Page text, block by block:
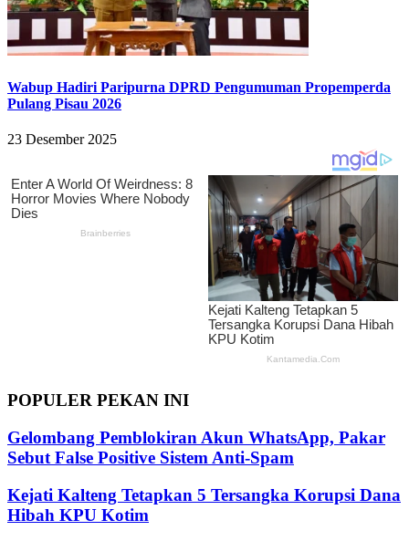
Wabup Hadiri Paripurna DPRD Pengumuman Propemperda
Pulang Pisau 2026
23 Desember 2025
POPULER PEKAN INI
Gelombang Pemblokiran Akun WhatsApp, Pakar
Sebut False Positive Sistem Anti-Spam
Kejati Kalteng Tetapkan 5 Tersangka Korupsi Dana
Hibah KPU Kotim